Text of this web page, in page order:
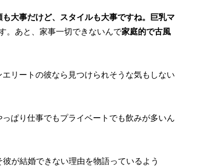
大事だけど、スタイルも大事ですね。巨乳マ
。あと、家事一切できないんで家庭的で古風
リートの彼なら見つけられそうな気もしない
っぱり仕事でもプライベートでも飲みが多いん
が結婚できない理由を物語っているよう